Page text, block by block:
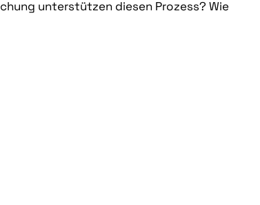
unterstützen diesen Prozess? Wie